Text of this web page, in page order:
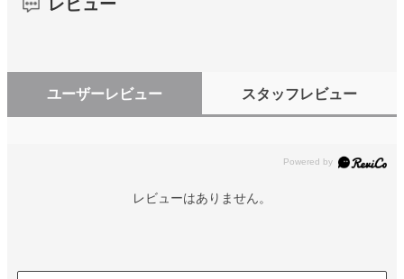
ユーザーレビュー スタッフレビュー
レビューはありません。